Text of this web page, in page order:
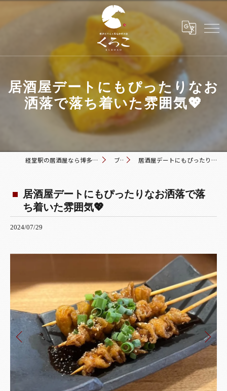
居酒屋デートにもぴったりなお
洒落で落ち着いた雰囲気💖
経堂駅の居酒屋なら博多おでんと黒毛和牛の店 くろこ ブログ 居酒屋デートにもぴったりなお洒落で落ち着いた雰囲気💖
居酒屋デートにもぴったりなお洒落で落
ち着いた雰囲気💖
2024/07/29